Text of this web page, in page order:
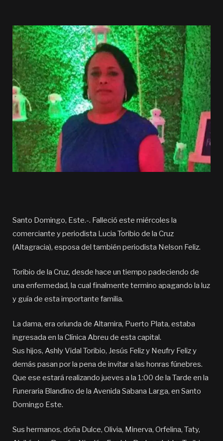
Santo Domingo, Este.-. Falleció este miércoles la
comerciante y periodista Lucia Toribio de la Cruz
(Altagracia), esposa del también periodista Nelson Feliz.
Toribio de la Cruz, desde hace un tiempo padeciendo de
una enfermedad, la cual finalmente termino apagando la luz
y guía de esta importante familia.
La dama, era oriunda de Altamira, Puerto Plata, estaba
ingresada en la Clínica Abreu de esta capital.
Sus hijos, Ashly Vidal Toribio, Jesús Feliz y Neufry Feliz y
demás pasan por la pena de invitar a las honras fúnebres.
Que ese estará realizando jueves a la 1:00 de la Tarde en la
Funeraria Blandino de la Avenida Sabana Larga, en Santo
Domingo Este.
Sus hermanos, doña Dulce, Olivia, Minerva, Orfelina, Taty,